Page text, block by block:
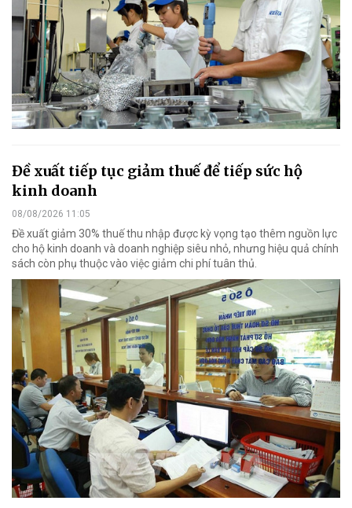
Đề xuất tiếp tục giảm thuế để tiếp sức hộ
kinh doanh
08/08/2026 11:05
Đề xuất giảm 30% thuế thu nhập được kỳ vọng tạo thêm nguồn lực
cho hộ kinh doanh và doanh nghiệp siêu nhỏ, nhưng hiệu quả chính
sách còn phụ thuộc vào việc giảm chi phí tuân thủ.